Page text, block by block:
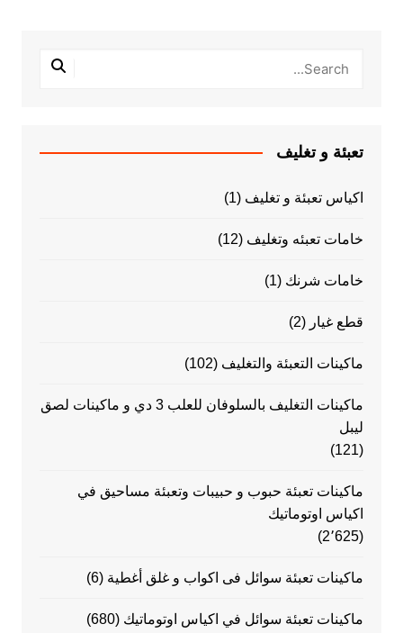
تعبئة و تغليف
اكياس تعبئة و تغليف (1)
خامات تعبئه وتغليف (12)
خامات شرنك (1)
قطع غيار (2)
ماكينات التعبئة والتغليف (102)
ماكينات التغليف بالسلوفان للعلب 3 دي و ماكينات لصق
ليبل
(121)
ماكينات تعبئة حبوب و حبيبات وتعبئة مساحيق في
اكياس اوتوماتيك
(2٬625)
ماكينات تعبئة سوائل فى اكواب و غلق أغطية (6)
ماكينات تعبئة سوائل في اكياس اوتوماتيك (680)